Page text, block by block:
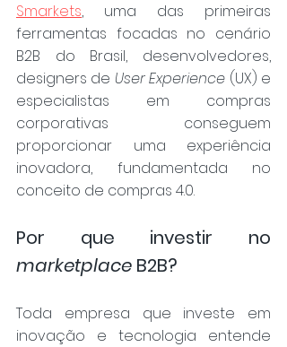
Smarkets, uma das primeiras
ferramentas focadas no cenário
B2B do Brasil, desenvolvedores,
designers de User Experience (UX) e
especialistas em compras
corporativas conseguem
proporcionar uma experiência
inovadora, fundamentada no
conceito de compras 4.0.
marketplace B2B?
Toda empresa que investe em
inovação e tecnologia entende